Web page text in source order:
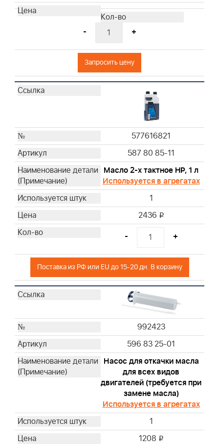
393406
393957S
397795S
399806S
399877S
399968
491384
491950
499486S
691667
692446
692519
695302
710265
710266
711459
790166
792101
793569
794071
796970
797032
805113
- +
Запросить цену
577616821
587 80 85-11
Масло 2-х тактное HP, 1 л
Используется в агрегатах
1
2436 i
- +
Поставка из РФ или EU до 15-20 дн. В корзину
992423
596 83 25-01
Насос для откачки масла
для всех видов
двигателей (требуется при
замене масла)
Используется в агрегатах
1
1208 i